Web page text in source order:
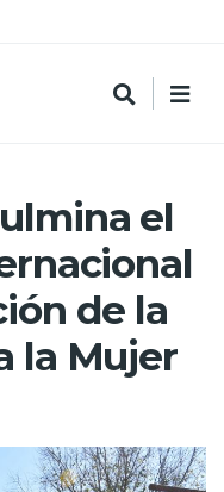
el
de la
la Mujer